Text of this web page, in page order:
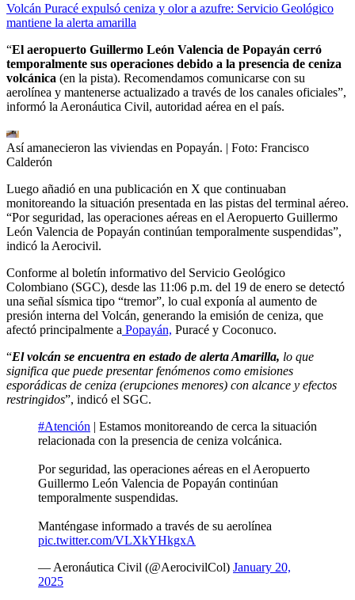
Volcán Puracé expulsó ceniza y olor a azufre: Servicio Geológico
mantiene la alerta amarilla
“El aeropuerto Guillermo León Valencia de Popayán cerró
temporalmente sus operaciones debido a la presencia de ceniza
volcánica (en la pista). Recomendamos comunicarse con su
aerolínea y mantenerse actualizado a través de los canales oficiales”,
informó la Aeronáutica Civil, autoridad aérea en el país.
Así amanecieron las viviendas en Popayán. | Foto: Francisco
Calderón
Luego añadió en una publicación en X que continuaban
monitoreando la situación presentada en las pistas del terminal aéreo.
“Por seguridad, las operaciones aéreas en el Aeropuerto Guillermo
León Valencia de Popayán continúan temporalmente suspendidas”,
indicó la Aerocivil.
Conforme al boletín informativo del Servicio Geológico
Colombiano (SGC), desde las 11:06 p.m. del 19 de enero se detectó
una señal sísmica tipo “tremor”, lo cual exponía al aumento de
presión interna del Volcán, generando la emisión de ceniza, que
afectó principalmente a Popayán, Puracé y Coconuco.
“El volcán se encuentra en estado de alerta Amarilla, lo que
significa que puede presentar fenómenos como emisiones
esporádicas de ceniza (erupciones menores) con alcance y efectos
restringidos”, indicó el SGC.
#Atención | Estamos monitoreando de cerca la situación
relacionada con la presencia de ceniza volcánica.
Por seguridad, las operaciones aéreas en el Aeropuerto
Guillermo León Valencia de Popayán continúan
temporalmente suspendidas.
Manténgase informado a través de su aerolínea
pic.twitter.com/VLXkYHkgxA
— Aeronáutica Civil (@AerocivilCol) January 20,
2025